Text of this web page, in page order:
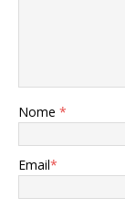
Nome *
Email*